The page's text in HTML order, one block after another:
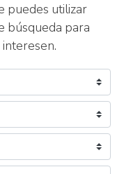
puedes utilizar
búsqueda para